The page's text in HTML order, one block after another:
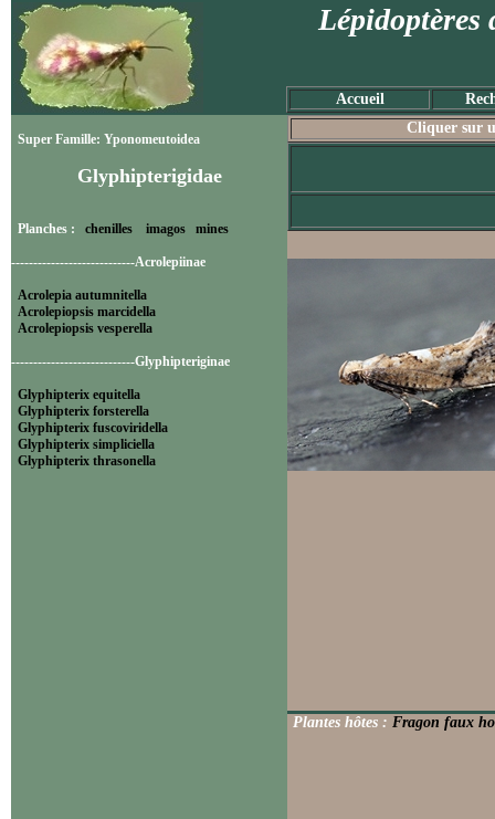
Lépidoptères
Accueil
Super Famille: Yponomeutoidea
Glyphipterigidae
Planches : chenilles imagos mines
----------------------------Acrolepiinae
Acrolepia autumnitella
Acrolepiopsis marcidella
Acrolepiopsis vesperella
----------------------------Glyphipteriginae
Glyphipterix equitella
Glyphipterix forsterella
Glyphipterix fuscoviridella
Glyphipterix simpliciella
Glyphipterix thrasonella
Cliquer sur
Plantes hôtes : Fragon faux